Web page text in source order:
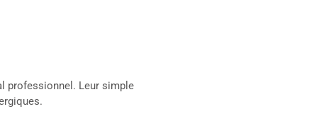
professionnel. Leur simple